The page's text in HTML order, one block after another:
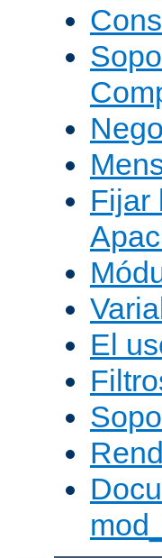
Fijar
El